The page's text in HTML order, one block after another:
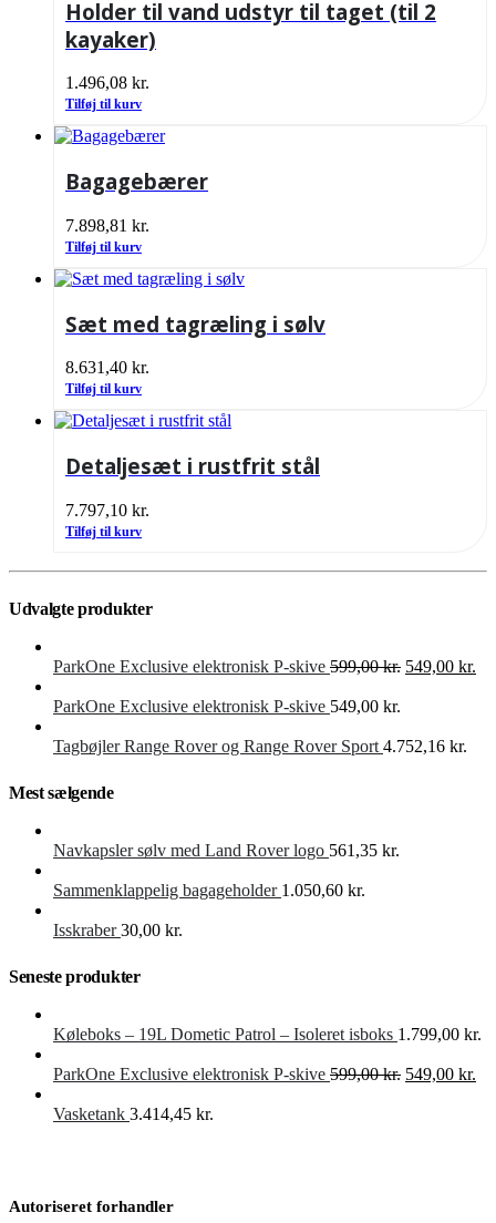
Holder til vand udstyr til taget (til 2
kayaker)
1.496,08 kr.
Tilføj til kurv
Bagagebærer
7.898,81 kr.
Tilføj til kurv
Sæt med tagræling i sølv
8.631,40 kr.
Tilføj til kurv
Detaljesæt i rustfrit stål
7.797,10 kr.
Tilføj til kurv
Udvalgte produkter
ParkOne Exclusive elektronisk P-skive 599,00kr. Den
599,00 kr..
549,00 kr.
ParkOne Exclusive elektronisk P-skive 549,00 kr.
Tagbøjler Range Rover og Range Rover Sport 4.752,16 kr.
Mest sælgende
Navkapsler sølv med Land Rover logo 561,35 kr.
Sammenklappelig bagageholder 1.050,60 kr.
Isskraber 30,00 kr.
Seneste produkter
Køleboks – 19L Dometic Patrol – Isoleret isboks 1.799,00 kr.
ParkOne Exclusive elektronisk P-skive 599,00kr. Den
549,00 kr.
Vasketank 3.414,45 kr.
Autoriseret forhandler